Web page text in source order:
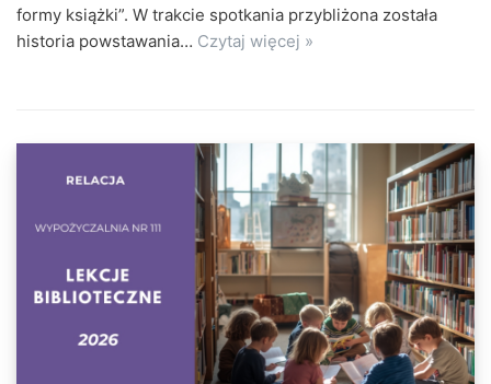
formy książki”. W trakcie spotkania przybliżona została
historia powstawania… Czytaj więcej »